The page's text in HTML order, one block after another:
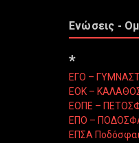
Ενώσεις -
*
ΕΓΟ –
ΕΟΚ –
ΕΟΠΕ –
ΕΠΟ –
ΕΠΣΑ